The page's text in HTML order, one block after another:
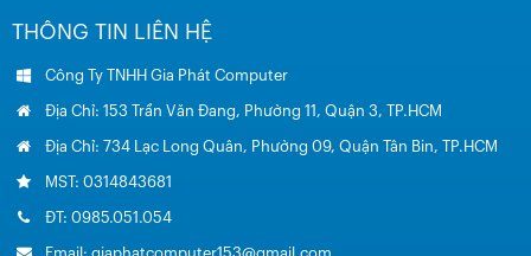
THÔNG TIN LIÊN HỆ
Công Ty TNHH Gia Phát Computer
Địa Chỉ: 153 Trần Văn Đang, Phường 11, Quận 3, TP.HCM
Địa Chỉ: 734 Lạc Long Quân, Phường 09, Quận Tân Bin, TP.HCM
MST: 0314843681
ĐT: 0985.051.054